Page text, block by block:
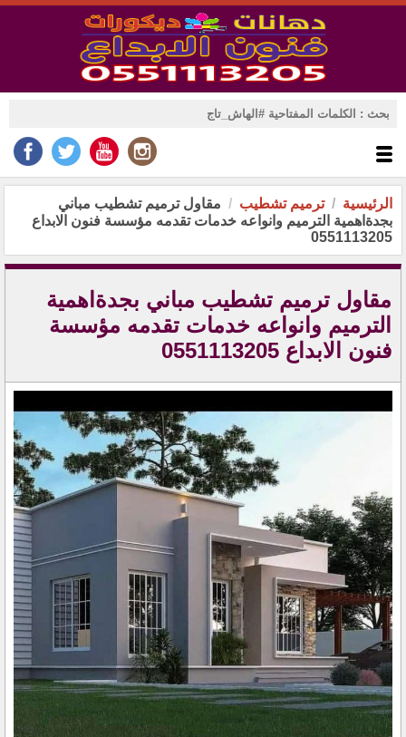
الرئيسية ترميم تشطيب
مقاول ترميم تشطيب مباني
بجدةاهمية الترميم وانواعه خدمات تقدمه مؤسسة فنون الابداع
0551113205
مقاول ترميم تشطيب مباني بجدةاهمية
الترميم وانواعه خدمات تقدمه مؤسسة
فنون الابداع 0551113205